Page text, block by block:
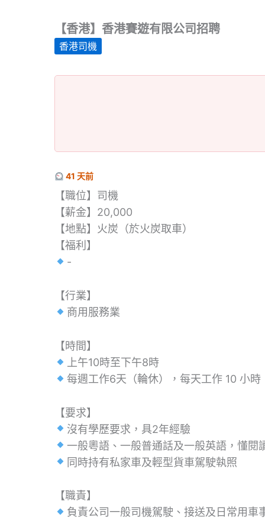
【香港】香港賽遊有限公司招聘
香港司機
41 天前
【職位】司機
【薪金】20,000
【地點】火炭（於火炭取車）
【福利】
-
【行業】
商用服務業
【時間】
上午10時至下午8時
每週工作6天（輪休），每天工作 10 小時
【要求】
沒有學歷要求，具2年經驗
一般粵語、一般普通話及一般英語，懂閱
同時持有私家車及輕型貨車駕駛執照
【職責】
負責公司一般司機駕駛、接送及日常用車